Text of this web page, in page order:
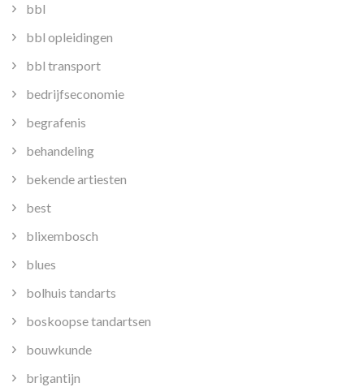
bbl
bbl opleidingen
bbl transport
bedrijfseconomie
begrafenis
behandeling
bekende artiesten
best
blixembosch
blues
bolhuis tandarts
boskoopse tandartsen
bouwkunde
brigantijn